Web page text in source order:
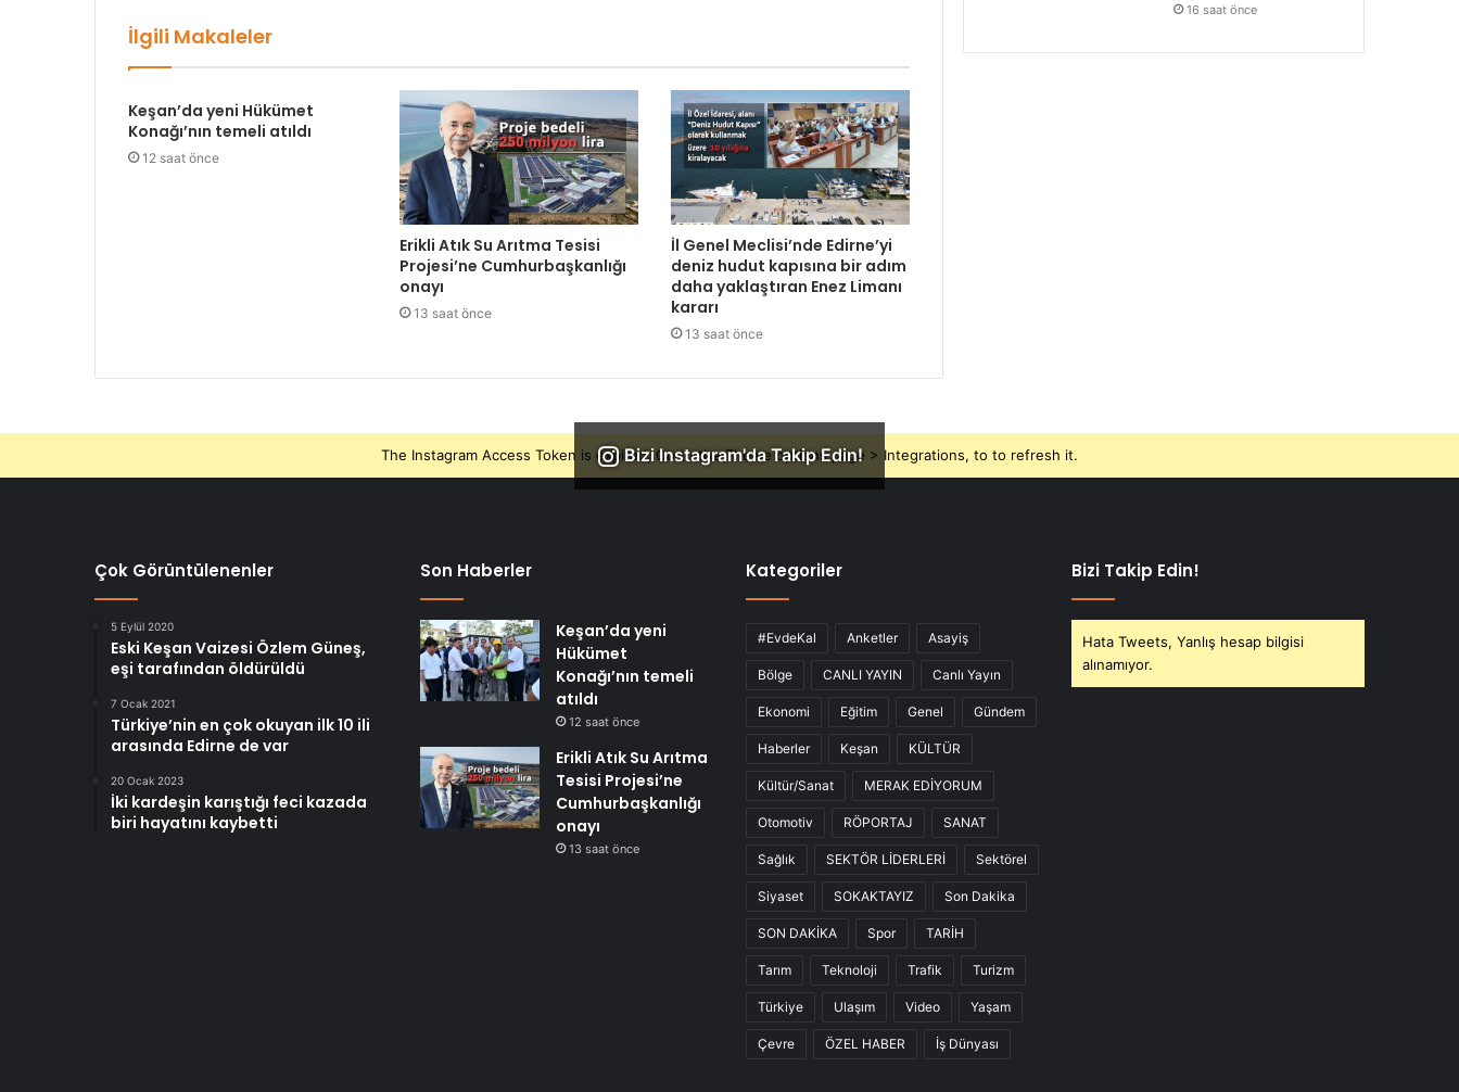
İlgili Makaleler
Keşan’da yeni Hükümet
Konağı’nın temeli atıldı
12 saat önce
Erikli Atık Su Arıtma Tesisi
Projesi’ne Cumhurbaşkanlığı
onayı
13 saat önce
İl Genel Meclisi’nde Edirne’yi
deniz hudut kapısına bir adım
daha yaklaştıran Enez Limanı
kararı
13 saat önce
16 saat önce
Bizi Instagram'da Takip Edin!
The Instagram Access Token is expired, Go to the Theme options page > Integrations, to to refresh it.
Çok Görüntülenenler
5 Eylül 2020
Eski Keşan Vaizesi Özlem Güneş,
eşi tarafından öldürüldü
7 Ocak 2021
Türkiye’nin en çok okuyan ilk 10 ili
arasında Edirne de var
20 Ocak 2023
İki kardeşin karıştığı feci kazada
biri hayatını kaybetti
Son Haberler
Keşan’da yeni
Hükümet
Konağı’nın temeli
atıldı
12 saat önce
Erikli Atık Su Arıtma
Tesisi Projesi’ne
Cumhurbaşkanlığı
onayı
13 saat önce
Kategoriler
#EvdeKal Anketler Asayiş
Bölge CANLI YAYIN Canlı Yayın
Ekonomi Eğitim Genel Gündem
Haberler Keşan KÜLTÜR
Kültür/Sanat MERAK EDİYORUM
Otomotiv RÖPORTAJ SANAT
Sağlık SEKTÖR LİDERLERİ Sektörel
Siyaset SOKAKTAYIZ Son Dakika
SON DAKİKA Spor TARİH
Tarım Teknoloji Trafik Turizm
Türkiye Ulaşım Video Yaşam
Çevre ÖZEL HABER İş Dünyası
Bizi Takip Edin!
Hata Tweets, Yanlış hesap bilgisi
alınamıyor.